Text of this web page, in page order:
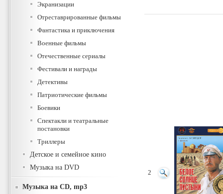
Экранизации
Отреставрированные фильмы
Фантастика и приключения
Военные фильмы
Отечественные сериалы
Фестивали и награды
Детективы
Патриотические фильмы
Боевики
Спектакли и театральные
постановки
Триллеры
Детское и семейное кино
Музыка на DVD
Музыка на CD, mp3
2